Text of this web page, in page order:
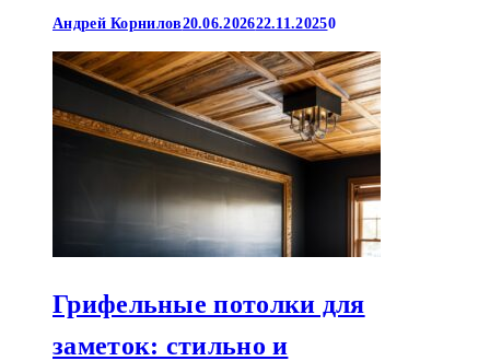
Андрей Корнилов20.06.202622.11.20250
Грифельные потолки для
заметок: стильно и